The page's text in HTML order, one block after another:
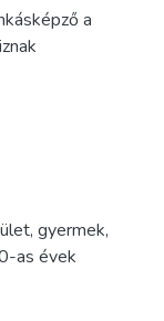
a
, gyermek,
as évek